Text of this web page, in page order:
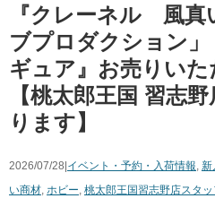
『クレーネル 風真
ブプロダクション
ギュア』お売りいた
【桃太郎王国 習志
ります】
2026/07/28| イベント・予約・入荷情報, 新
い商材, ホビー, 桃太郎王国習志野店スタ